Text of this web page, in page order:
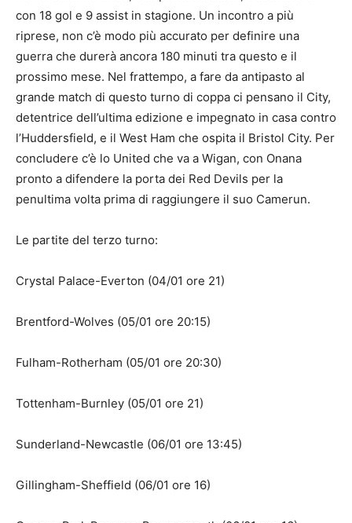
con 18 gol e 9 assist in stagione. Un incontro a più
riprese, non c’è modo più accurato per definire una
guerra che durerà ancora 180 minuti tra questo e il
prossimo mese. Nel frattempo, a fare da antipasto al
grande match di questo turno di coppa ci pensano il City,
detentrice dell’ultima edizione e impegnato in casa contro
l’Huddersfield, e il West Ham che ospita il Bristol City. Per
concludere c’è lo United che va a Wigan, con Onana
pronto a difendere la porta dei Red Devils per la
penultima volta prima di raggiungere il suo Camerun.
Le partite del terzo turno:
Crystal Palace-Everton (04/01 ore 21)
Brentford-Wolves (05/01 ore 20:15)
Fulham-Rotherham (05/01 ore 20:30)
Tottenham-Burnley (05/01 ore 21)
Sunderland-Newcastle (06/01 ore 13:45)
Gillingham-Sheffield (06/01 ore 16)